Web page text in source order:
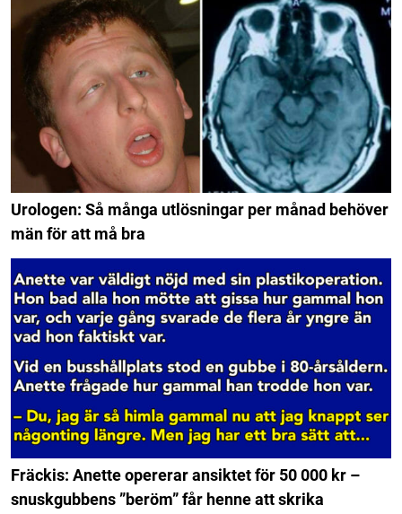
Urologen: Så många utlösningar per månad behöver
män för att må bra
Fräckis: Anette opererar ansiktet för 50 000 kr –
snuskgubbens ”beröm” får henne att skrika